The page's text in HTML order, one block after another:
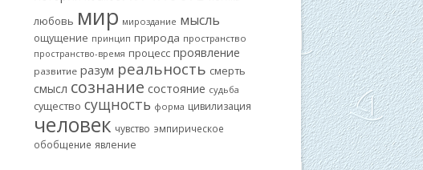
любовь мир мироздание мысль
ощущение принцип природа пространство
пространство-время процесс проявление
развитие разум реальность смерть
смысл сознание состояние судьба
существо сущность форма цивилизация
человек чувство эмпирическое
обобщение явление